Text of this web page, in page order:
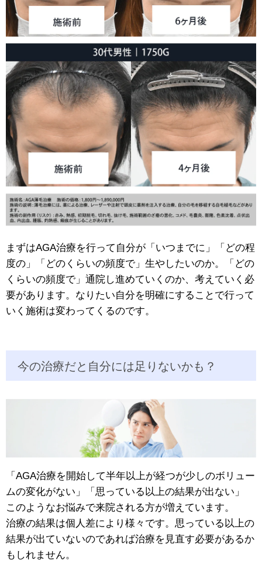
まずはAGA治療を行って自分が「いつまでに」「どの程
度の」「どのくらいの頻度で」生やしたいのか。「どの
くらいの頻度で」通院し進めていくのか、考えていく必
要があります。なりたい自分を明確にすることで行って
いく施術は変わってくるのです。
今の治療だと自分には足りないかも？
「AGA治療を開始して半年以上が経つが少しのボリュー
ムの変化がない」「思っている以上の結果が出ない」
このようなお悩みで来院される方が増えています。
治療の結果は個人差により様々です。思っている以上の
結果が出ていないのであれば治療を見直す必要があるか
もしれません。